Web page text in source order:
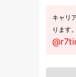
キャリ
ります